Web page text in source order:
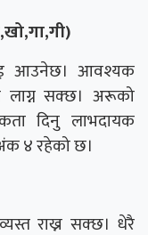
आउनेछ। आवश्यक
लाग्न सक्छ। अरूको
दिनु लाभदायक
४ रहेको छ।
राख्न सक्छ। धेरै